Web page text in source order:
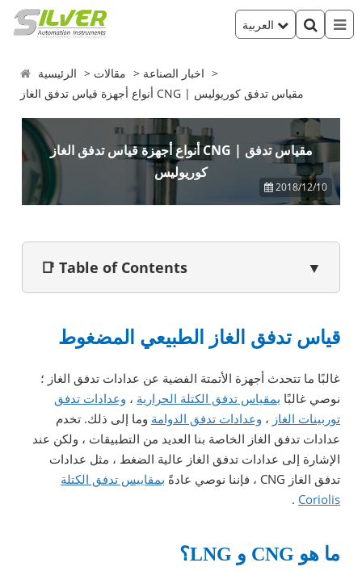
الرئيسية مقالات
اخبار الصناعة
أنواع أجهزة قياس تدفق الغاز CNG | مقياس تدفق كوريوليس
أنواع أجهزة قياس تدفق الغاز CNG | مقياس تدفق
كوريوليس
2018/12/10
📑 Table of Contents ▼
قياس تدفق الغاز الطبيعي المضغوط
غالبًا ما تتحدث أجهزة الأتمتة الفضية عن عدادات تدفق الغاز ؛
نوصي غالبًا بمقياس تدفق الكتلة الحرارية ، وعدادات تدفق
توربينات الغاز ، وعدادات تدفق الدوامة وما إلى ذلك. تخدم
عدادات تدفق الغاز الخاصة بنا العديد من التطبيقات ، ولكن عند
الإشارة إلى عدادات تدفق الغاز عالية الضغط ، مثل عدادات
تدفق الغاز CNG ، فإننا نوصي عادةً
بمقاييس تدفق الكتلة
Coriolis
.
ما هو CNG و LNG؟